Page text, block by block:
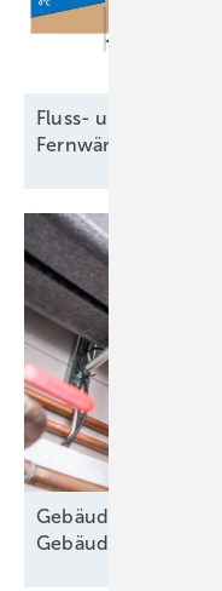
Fluss- und
Fernwärmenetz in
Gebäudepolitik